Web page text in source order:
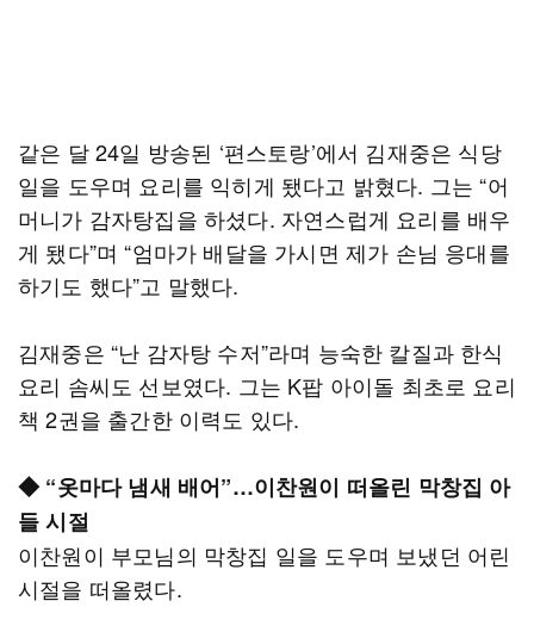
같은 달 24일 방송된 ‘편스토랑’에서 김재중은 식당
일을 도우며 요리를 익히게 됐다고 밝혔다. 그는 “어
머니가 감자탕집을 하셨다. 자연스럽게 요리를 배우
게 됐다”며 “엄마가 배달을 가시면 제가 손님 응대를
하기도 했다”고 말했다.
김재중은 “난 감자탕 수저”라며 능숙한 칼질과 한식
요리 솜씨도 선보였다. 그는 K팝 아이돌 최초로 요리
책 2권을 출간한 이력도 있다.
◆ “옷마다 냄새 배어”…이찬원이 떠올린 막창집 아
들 시절
이찬원이 부모님의 막창집 일을 도우며 보냈던 어린
시절을 떠올렸다.